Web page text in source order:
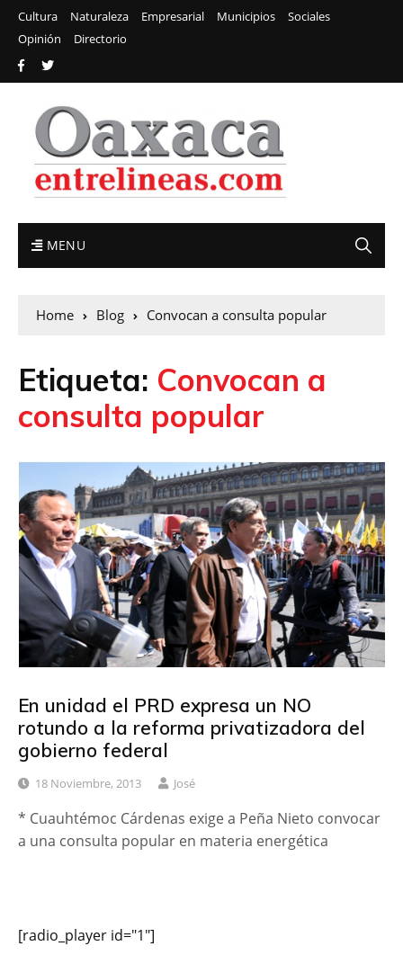
Cultura Naturaleza Empresarial Municipios
Sociales
Opinión
Directorio
MENU
Home Blog Convocan a consulta popular
Etiqueta: Convocan a
consulta popular
En unidad el PRD expresa un NO
rotundo a la reforma privatizadora del
gobierno federal
18 Noviembre, 2013 José
* Cuauhtémoc Cárdenas exige a Peña Nieto convocar
a una consulta popular en materia energética
[radio_player id="1"]